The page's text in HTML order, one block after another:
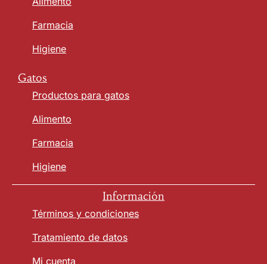
Farmacia
Higiene
Gatos
Productos para gatos
Alimento
Farmacia
Higiene
Información
Términos y condiciones
Tratamiento de datos
Mi cuenta